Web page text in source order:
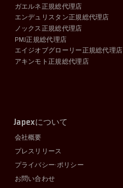
ガエルネ正規総代理店
エンデュリスタン正規総代理店
ノックス正規総代理店
PMJ正規総代理店
エイジオブグローリー正規総代理店
アキンモト正規総代理店
Japexについて
会社概要
プレスリリース
プライバシー·ポリシー
お問い合わせ